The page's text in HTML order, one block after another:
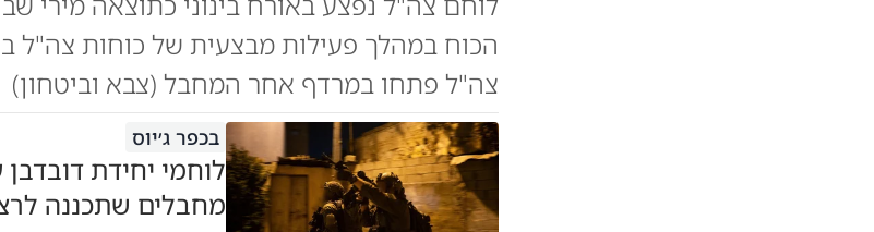
הכוח במהלך פעילות מבצעית של כוחות צה"ל
צה"ל פתחו במרדף אחר המחבל (צבא וביטחון)
בכפר ג׳יוס
לוחמי יחידת דובדבן
מחבלים שתכננה